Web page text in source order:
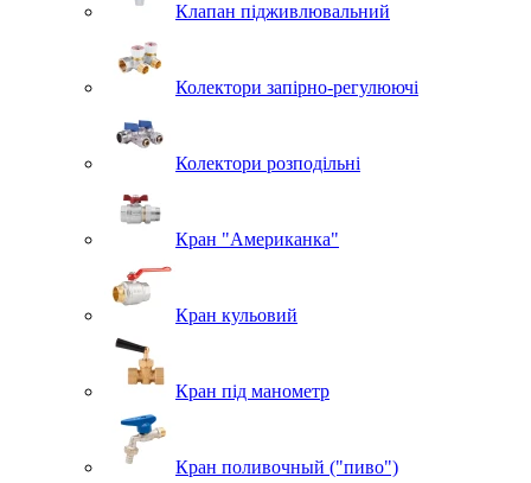
Клапан підживлювальний
Колектори запірно-регулюючі
Колектори розподільні
Кран "Американка"
Кран кульовий
Кран під манометр
Кран поливочный ("пиво")